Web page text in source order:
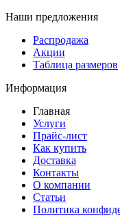
Наши предложения
Распродажа
Акции
Таблица размеров
Информация
Главная
Услуги
Прайс-лист
Как купить
Доставка
Контакты
О компании
Статьи
Политика